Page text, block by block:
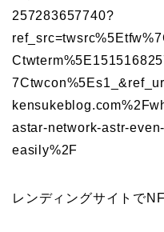
257283657740?
astar-network-astr-
easily%2F
レンディングサイトで